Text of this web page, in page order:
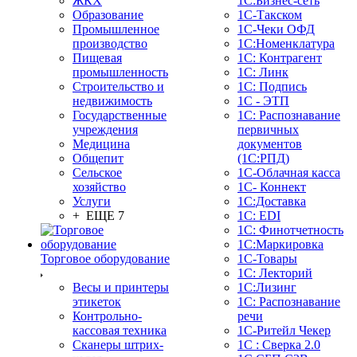
Образование
Промышленное
производство
Пищевая
промышленность
Строительство и
недвижимость
Государственные
учреждения
Медицина
Общепит
Сельское
хозяйство
Услуги
+ ЕЩЕ 7
Торговое оборудование
Весы и принтеры
этикеток
Контрольно-
кассовая техника
Сканеры штрих-
1С-Такском
1С-Чеки ОФД
1С:Номенклатура
1С: Контрагент
1С: Линк
1С: Подпись
1С - ЭТП
1С: Распознавание
первичных
документов
(1С:РПД)
1С-Облачная касса
1С- Коннект
1С:Доставка
1С: EDI
1С: Финотчетность
1С:Маркировка
1С-Товары
1С: Лекторий
1С:Лизинг
1С: Распознавание
речи
1C-Ритейл Чекер
1С : Сверка 2.0